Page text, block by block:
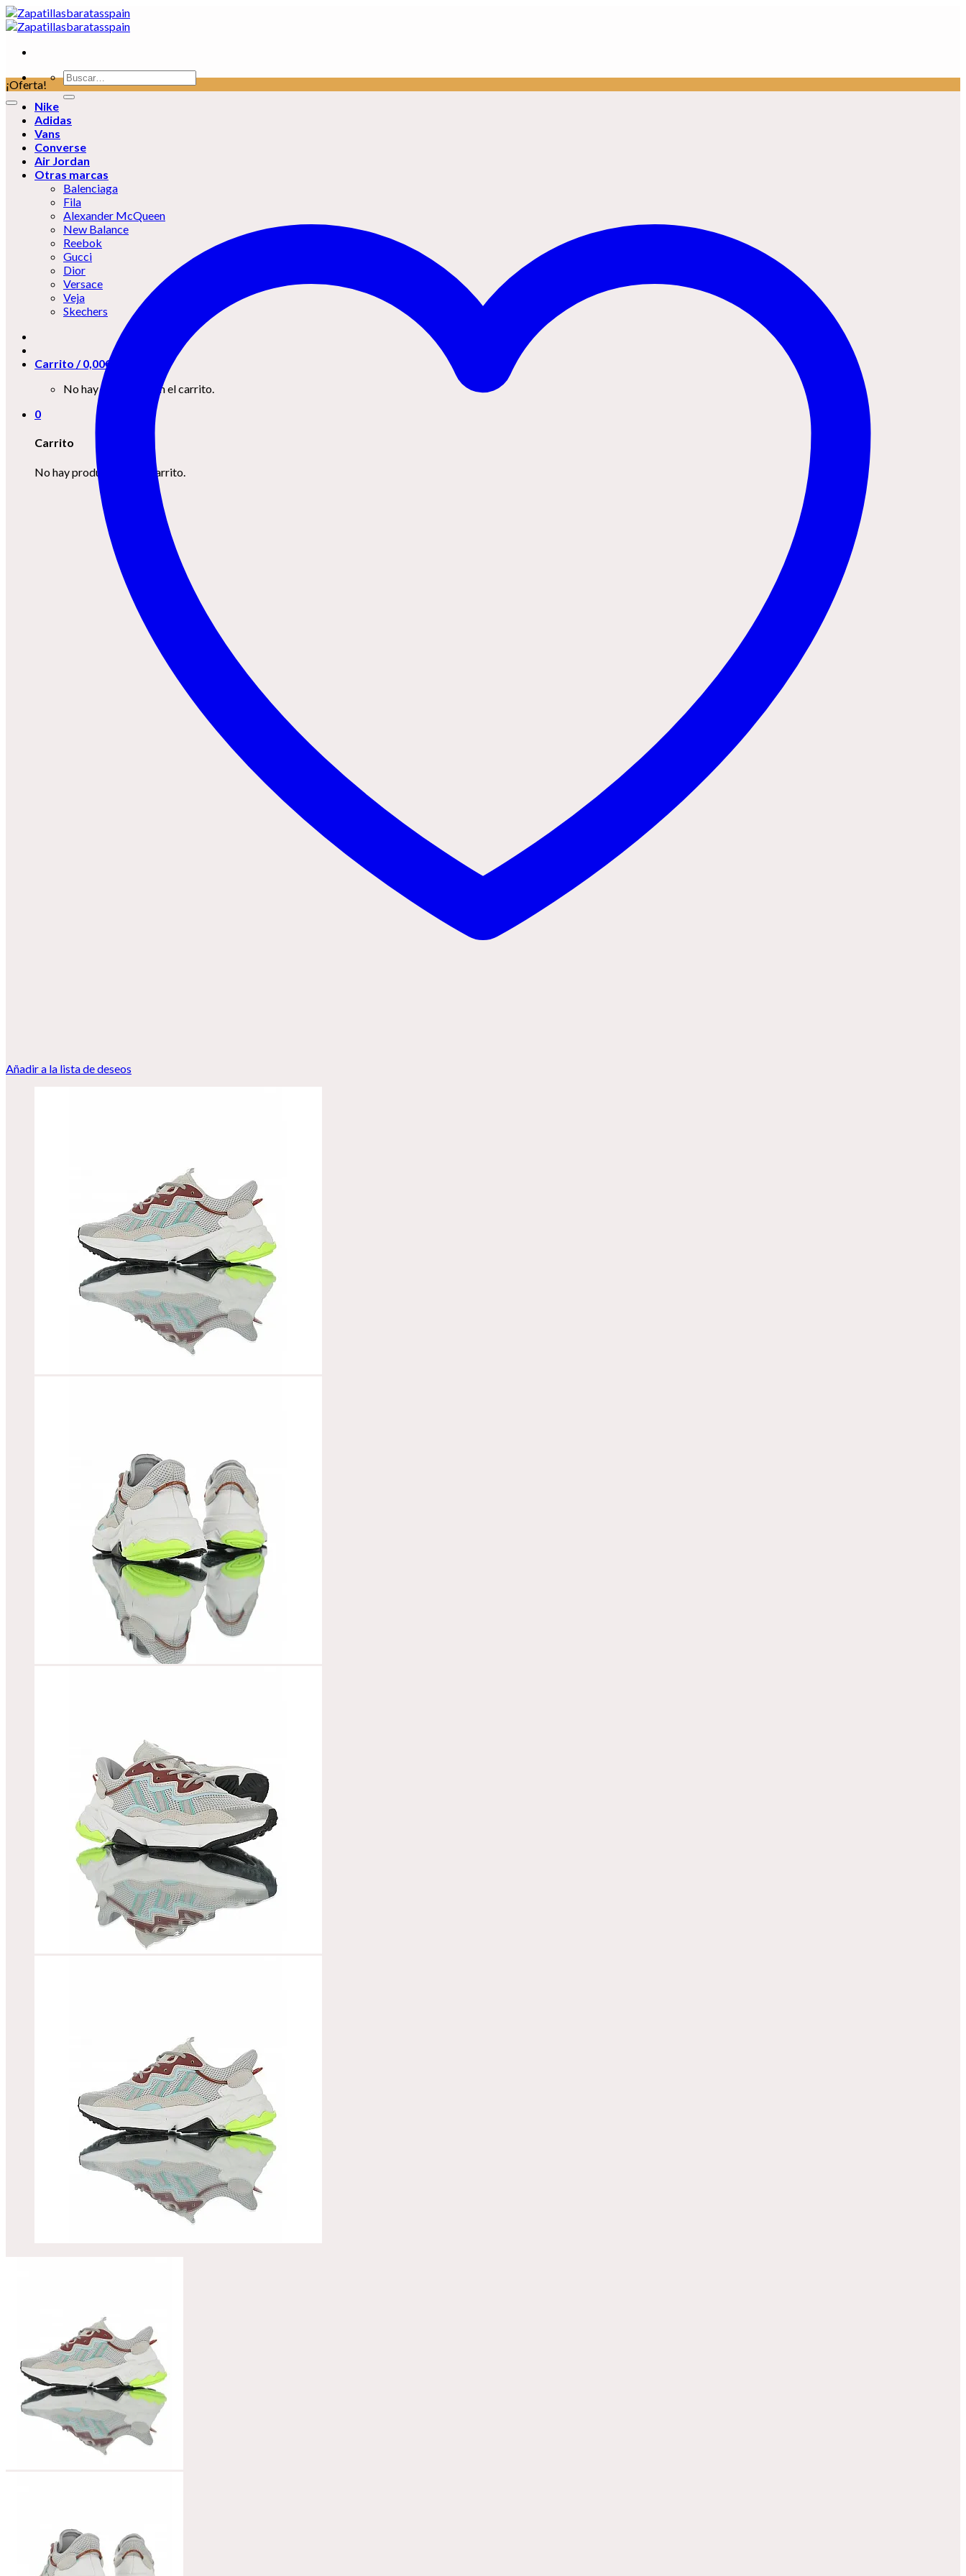
Skip
to
Buscar
por:
Nike
Adidas
Vans
Converse
Air Jordan
Otras marcas
Balenciaga
Fila
Alexander McQueen
New Balance
Reebok
Gucci
Dior
Versace
Veja
Skechers
Carrito /0,00€
No hay productos en el carrito.
0
Carrito
No hay productos en el carrito.
¡Oferta!
Añadir a la lista de deseos